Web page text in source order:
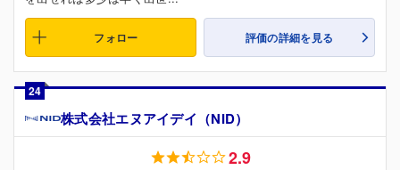
フォロー 評価の詳細を見る
24
株式会社エヌアイデイ（NID）
2.9